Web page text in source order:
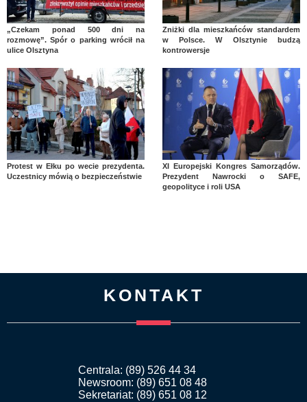
„Czekam ponad 500 dni na
rozmowę”. Spór o parking wrócił na
ulice Olsztyna
Zniżki dla mieszkańców standardem
w Polsce. W Olsztynie budzą
kontrowersje
Protest w Ełku po wecie prezydenta.
Uczestnicy mówią o bezpieczeństwie
XI Europejski Kongres Samorządów.
Prezydent Nawrocki o SAFE,
geopolityce i roli USA
KONTAKT
Centrala: (89) 526 44 34
Newsroom: (89) 651 08 48
Sekretariat: (89) 651 08 12